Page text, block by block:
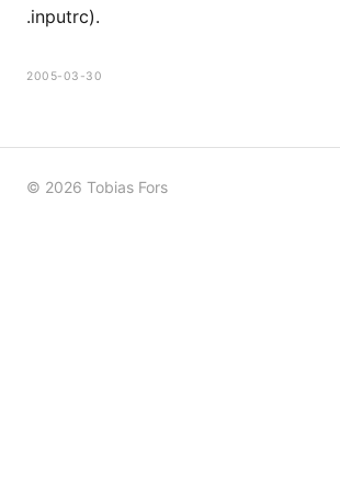
.inputrc).
2005-03-30
© 2026 Tobias Fors